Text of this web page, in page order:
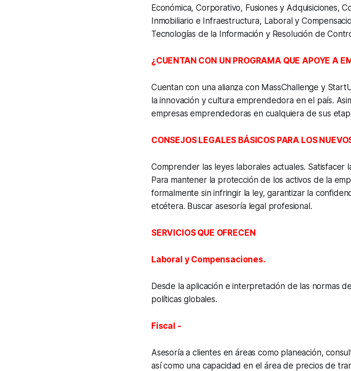
Económica, Corporativo, Fusiones y Adquisiciones,
Inmobiliario e Infraestructura, Laboral y
Tecnologías de la Información y Resolución de
¿CUENTAN CON UN PROGRAMA QUE APOYE A
Cuentan con una alianza con MassChallenge y
la innovación y cultura emprendedora en el país.
empresas emprendedoras en cualquiera de sus
CONSEJOS LEGALES BÁSICOS PARA LOS
Comprender las leyes laborales actuales. Satisfacer
Para mantener la protección de los activos de la
formalmente sin infringir la ley, garantizar la
etcétera. Buscar asesoría legal profesional.
SERVICIOS QUE OFRECEN
Laboral y Compensaciones.
Desde la aplicación e interpretación de las normas
políticas globales.
Fiscal -
Asesoría a clientes en áreas como planeación,
así como una capacidad en el área de precios de